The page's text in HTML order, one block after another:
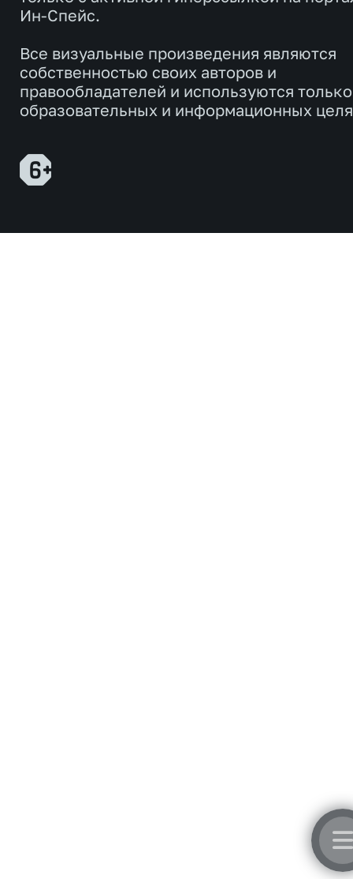
Ин-Спейс.
Все визуальные произведения являются
собственностью своих авторов и
правообладателей и используются
образовательных и информационных